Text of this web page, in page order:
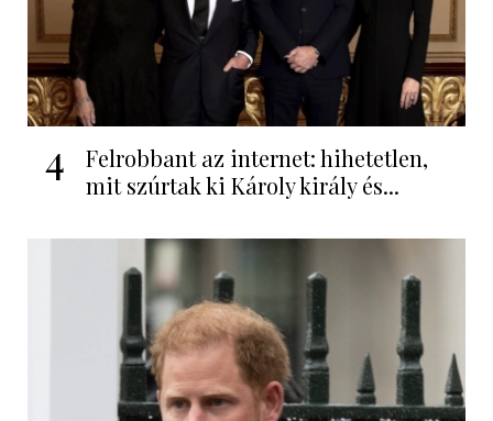
4
Felrobbant az internet: hihetetlen,
mit szúrtak ki Károly király és...